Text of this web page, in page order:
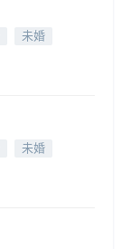
未婚
未婚